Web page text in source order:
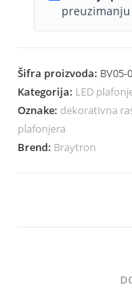
preuzimanju
Šifra proizvoda: BV05-
Kategorija: LED
Oznake: dekorativna
plafonjera
Brend: Braytron